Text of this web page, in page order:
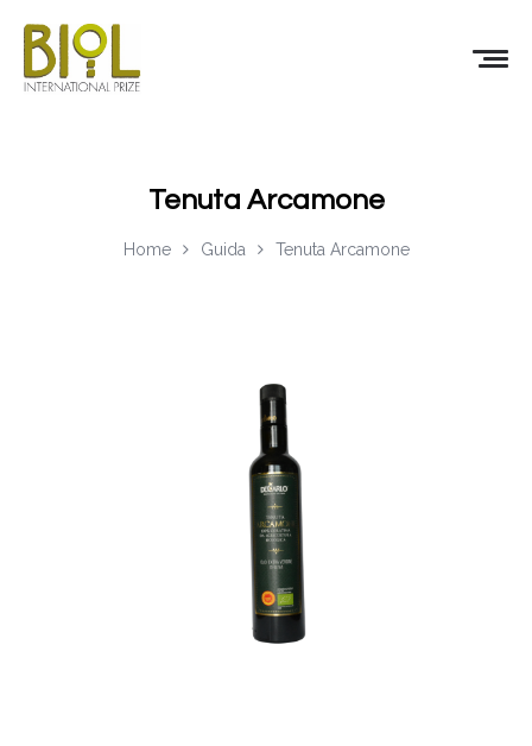
Tenuta Arcamone
Home Guida Tenuta Arcamone